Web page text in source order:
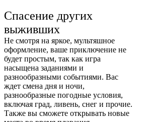
Спасение других
выживших
Не смотря на яркое, мультяшное
оформление, ваше приключение не
будет простым, так как игра
насыщена заданиями и
разнообразными событиями. Вас
ждет смена дня и ночи,
разнообразные погодные условия,
включая град, ливень, снег и прочие.
Также вы сможете открывать новые